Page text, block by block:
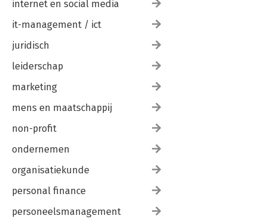
internet en social media
it-management / ict
juridisch
leiderschap
marketing
mens en maatschappij
non-profit
ondernemen
organisatiekunde
personal finance
personeelsmanagement